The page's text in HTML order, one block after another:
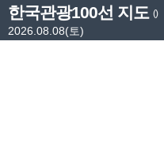
한국관광100선 지도 ()
2026.08.08(토)